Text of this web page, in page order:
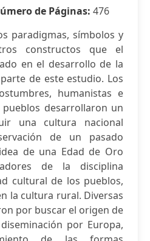
de Páginas: 476
paradigmas, símbolos y
constructos que el
en el desarrollo de la
de este estudio. Los
humanistas e
desarrollaron un
una cultura nacional
de un pasado
de una Edad de Oro
de la disciplina
cultural de los pueblos,
la cultura rural. Diversas
por buscar el origen de
por Europa,